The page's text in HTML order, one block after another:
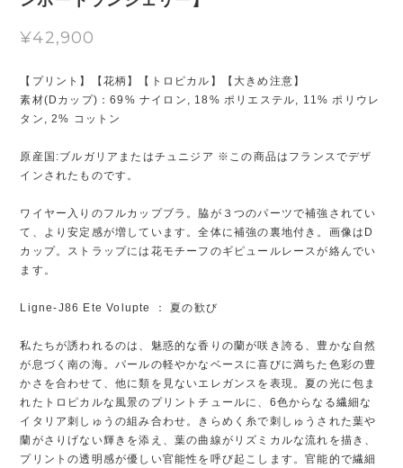
¥42,900
【プリント】【花柄】【トロピカル】【大きめ注意】
素材(Dカップ)：69% ナイロン, 18% ポリエステル, 11% ポリウレ
タン, 2% コットン
原産国:ブルガリアまたはチュニジア ※この商品はフランスでデザ
インされたものです。
ワイヤー入りのフルカップブラ。脇が３つのパーツで補強されてい
て、より安定感が増しています。全体に補強の裏地付き。画像はD
カップ。ストラップには花モチーフのギピュールレースが絡んでい
ます。
Ligne-J86 Ete Volupte ： 夏の歓び
私たちが誘われるのは、魅惑的な香りの蘭が咲き誇る、豊かな自然
が息づく南の海。パールの軽やかなベースに喜びに満ちた色彩の豊
かさを合わせて、他に類を見ないエレガンスを表現。夏の光に包ま
れたトロピカルな風景のプリントチュールに、6色からなる繊細な
イタリア刺しゅうの組み合わせ。きらめく糸で刺しゅうされた葉や
蘭がさりげない輝きを添え、葉の曲線がリズミカルな流れを描き、
プリントの透明感が優しい官能性を呼び起こします。官能的で繊細